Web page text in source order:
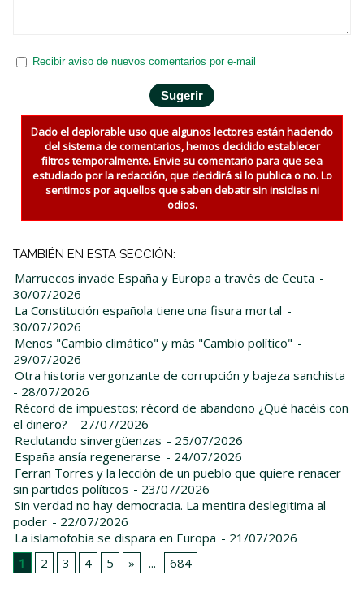
Recibir aviso de nuevos comentarios por e-mail
Dado el deplorable uso que algunos lectores están haciendo
del sistema de comentarios, hemos decidido establecer
filtros temporalmente. Envie su comentario para que sea
estudiado por la redacción, que decidirá si lo publica o no. Lo
sentimos por aquellos que saben debatir sin insidias ni
odios.
TAMBIÉN EN ESTA SECCIÓN:
Marruecos invade España y Europa a través de Ceuta -
30/07/2026
La Constitución española tiene una fisura mortal -
30/07/2026
Menos "Cambio climático" y más "Cambio político" -
29/07/2026
Otra historia vergonzante de corrupción y bajeza sanchista
- 28/07/2026
Récord de impuestos; récord de abandono ¿Qué hacéis con
el dinero? - 27/07/2026
Reclutando sinvergüenzas - 25/07/2026
España ansía regenerarse - 24/07/2026
Ferran Torres y la lección de un pueblo que quiere renacer
sin partidos políticos - 23/07/2026
Sin verdad no hay democracia. La mentira deslegitima al
poder - 22/07/2026
La islamofobia se dispara en Europa - 21/07/2026
1
2 3 4 5 » ... 684